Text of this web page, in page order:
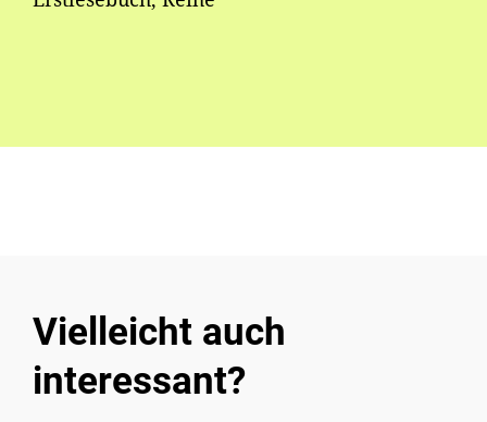
Vielleicht auch
interessant?